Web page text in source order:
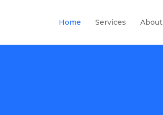
Home Services About